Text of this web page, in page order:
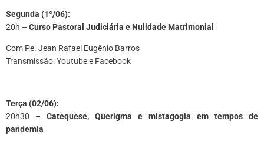
Segunda (1º/06):
20h – Curso Pastoral Judiciária e Nulidade Matrimonial
Com Pe. Jean Rafael Eugênio Barros
Transmissão: Youtube e Facebook
Terça (02/06):
20h30 – Catequese, Querigma e mistagogia em tempos de
pandemia